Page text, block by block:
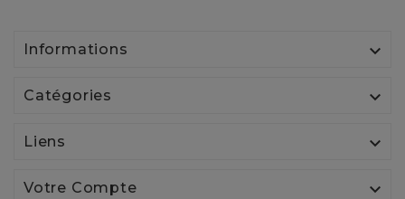
Informations 
Catégories 
Liens 
Votre Compte 